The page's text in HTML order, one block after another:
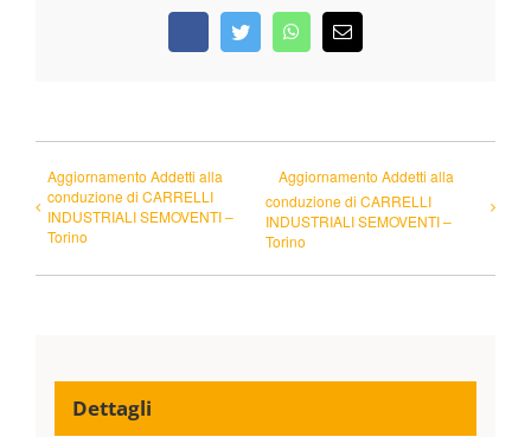
FacebookTwitterWhatsApp
Email
Aggiornamento Addetti alla
conduzione di CARRELLI
INDUSTRIALI SEMOVENTI –
Torino
Aggiornamento Addetti alla
conduzione di CARRELLI
INDUSTRIALI SEMOVENTI –
Torino
Dettagli